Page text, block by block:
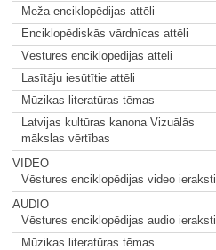
Meža enciklopēdijas attēli
Enciklopēdiskās vārdnīcas attēli
Vēstures enciklopēdijas attēli
Lasītāju iesūtītie attēli
Mūzikas literatūras tēmas
Latvijas kultūras kanona Vizuālās
mākslas vērtības
VIDEO
Vēstures enciklopēdijas video ieraksti
AUDIO
Vēstures enciklopēdijas audio ieraksti
Mūzikas literatūras tēmas